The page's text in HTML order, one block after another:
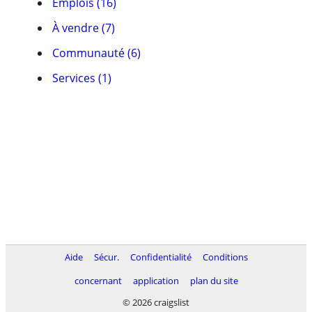
À vendre (7)
Communauté (6)
Services (1)
Aide Sécur. Confidentialité
Conditions
concernant
application
plan du site
© 2026 craigslist